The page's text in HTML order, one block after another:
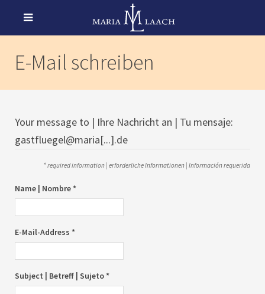
E-Mail schreiben
Your message to | Ihre Nachricht an | Tu mensaje:
gastfluegel@maria[...].de
* required information | erforderliche Informationen | Información requerida
Name | Nombre *
E-Mail-Address *
Subject | Betreff | Sujeto *